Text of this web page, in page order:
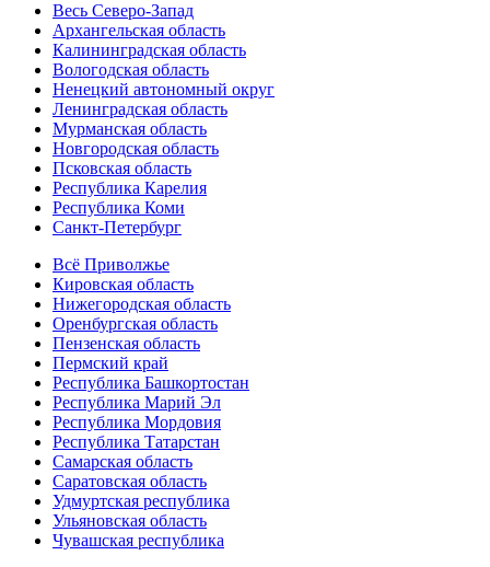
Весь Северо-Запад
Архангельская область
Калининградская область
Вологодская область
Ненецкий автономный округ
Ленинградская область
Мурманская область
Новгородская область
Псковская область
Республика Карелия
Республика Коми
Санкт-Петербург
Всё Приволжье
Кировская область
Нижегородская область
Оренбургская область
Пензенская область
Пермский край
Республика Башкортостан
Республика Марий Эл
Республика Мордовия
Республика Татарстан
Самарская область
Саратовская область
Удмуртская республика
Ульяновская область
Чувашская республика